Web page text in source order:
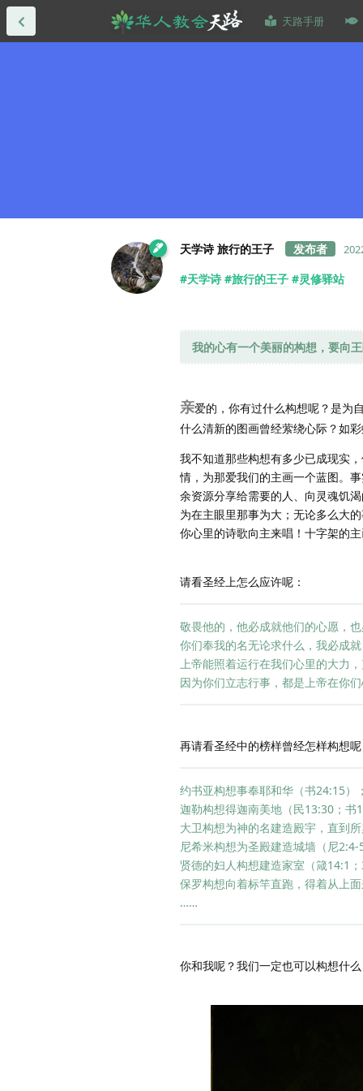
天路手册
天学诗 旅行的王子
#天学诗 #旅行的王子 #灵修驿站
我的心有一个美丽的构想，要向
亲爱的，你有过什么构想呢？是为
什么清新的图画曾经萦绕心际？如
我不知道那些构想有多少已成现实
情，为那爱我们的主画一个蓝图。
余资源分享给需要的人、向灵魂饥
为在主眼里那事为大；无论多么大
你心里的诗歌向主来唱！十字架的
请看圣经上怎么应许呢：
敬畏他的，他必成就他们的心愿，
你们奉我的名无论求什么，我必成
上帝能照着运行在我们心里的大力
因为你们立志行事，都是上帝在你
再请看圣经中的榜样曾经怎样构想
约书亚构想事奉耶和华（书24:15）
迦勒构想得迦南美地（民13:30；书
大卫构想为神的名建造殿宇，直到
尼希米构想为圣殿建造城墙（尼2:4-
贤德的妇人构想建造家室（箴14:1
保罗构想向着标竿直跑，得着从上
……
你和我呢？我们一定也可以构想什